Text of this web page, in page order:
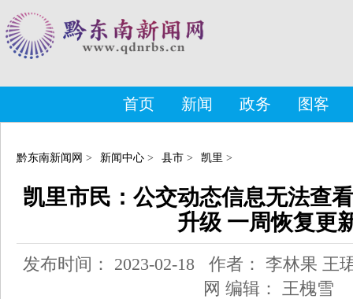
首页 新闻 政务 图客
黔东南新闻网 > 新闻中心 > 县市 > 凯里 >
凯里市民：公交动态信息无法查
升级 一周恢复更
发布时间： 2023-02-18 作者： 李林果 王
网 编辑： 王槐雪